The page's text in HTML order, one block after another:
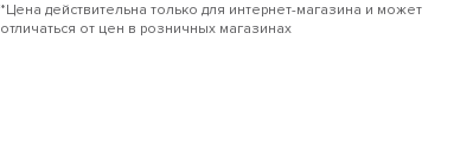
*Цена действительна только для интернет-магазина и может
отличаться от цен в розничных магазинах